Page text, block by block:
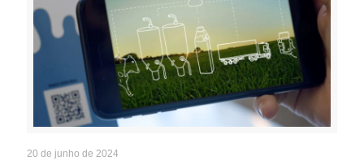
20 de junho de 2024